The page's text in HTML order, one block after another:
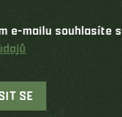
e-mailu souhlasíte s
SE